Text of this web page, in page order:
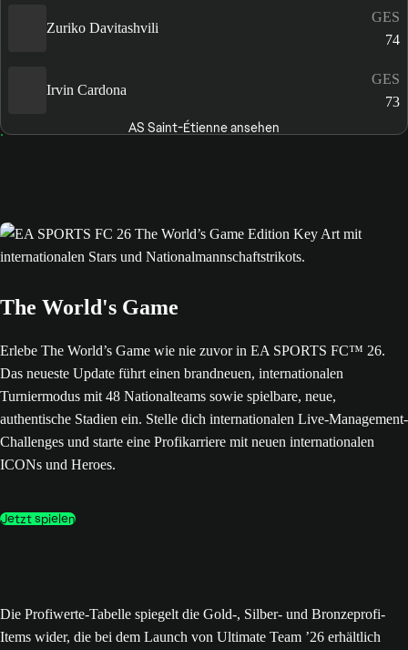
Zuriko Davitashvili
GES
74
Irvin Cardona
GES
73
AS Saint-Étienne ansehen
The World's Game
Erlebe The World’s Game wie nie zuvor in EA SPORTS FC™ 26.
Das neueste Update führt einen brandneuen, internationalen
Turniermodus mit 48 Nationalteams sowie spielbare, neue,
authentische Stadien ein. Stelle dich internationalen Live-Management-
Challenges und starte eine Profikarriere mit neuen internationalen
ICONs und Heroes.
Jetzt spielen
Die Profiwerte-Tabelle spiegelt die Gold-, Silber- und Bronzeprofi-
Items wider, die bei dem Launch von Ultimate Team ’26 erhältlich